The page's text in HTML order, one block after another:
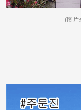
(图片